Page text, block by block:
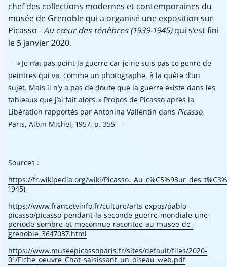
chef des collections modernes et contemporaines du
musée de Grenoble qui a organisé une exposition sur
Picasso -Au cœur des ténèbres (1939-1945)qui s’est fini
le 5 janvier 2020.
« Je n’ai pas peint la guerre car je ne suis pas ce genre de
peintres qui va, comme un photographe, à la quête d’un
sujet. Mais il n’y a pas de doute que la guerre existe dans les
tableaux que j’ai fait alors. » Propos de Picasso après la
Libération rapportés par Antonina Vallentin dans Picasso,
Paris, Albin Michel, 1957, p. 355
Sources :
https://fr.wikipedia.org/wiki/
1945)
https://www.francetvinfo.fr/culture/arts-expos/pablo-
picasso/picasso-pendant-la-seconde-guerre-mondiale-une-
periode-sombre-et-meconnue-racontee-au-musee-de-
grenoble_3647037.html
https://www.museepicassoparis.fr/sites/default/files/2020-
01/Fiche_oeuvre_Chat_saisissant_un_oiseau_web.pdf